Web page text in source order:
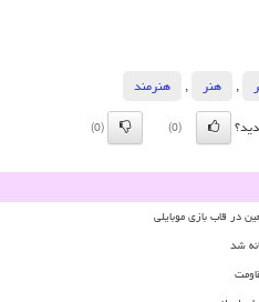
, هنر ,
هنرمند
(0)
(0)
در قاب بازی موبایلی
شد